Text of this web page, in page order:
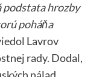
podstata hrozby
poháňa
Lavrov
rady. Dodal,